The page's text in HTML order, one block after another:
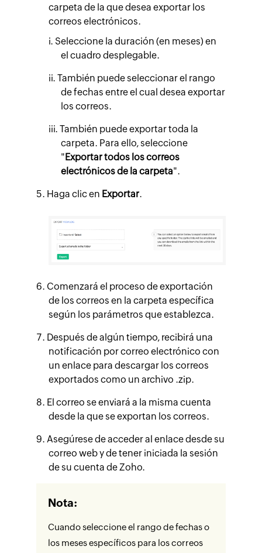
carpeta de la que desea exportar los
correos electrónicos.
Seleccione la duración (en meses) en
el cuadro desplegable.
También puede seleccionar el rango
de fechas entre el cual desea exportar
los correos.
También puede exportar toda la
carpeta. Para ello, seleccione
"Exportar todos los correos
electrónicos de la carpeta".
Haga clic en Exportar.
Comenzará el proceso de exportación
de los correos en la carpeta específica
según los parámetros que establezca.
Después de algún tiempo, recibirá una
notificación por correo electrónico con
un enlace para descargar los correos
exportados como un archivo .zip.
El correo se enviará a la misma cuenta
desde la que se exportan los correos.
Asegúrese de acceder al enlace desde su
correo web y de tener iniciada la sesión
de su cuenta de Zoho.
Nota:
Cuando seleccione el rango de fechas o
los meses específicos para los correos